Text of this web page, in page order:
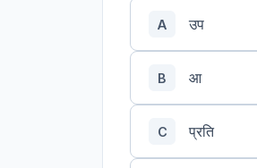
A उप
B आ
C प्रति